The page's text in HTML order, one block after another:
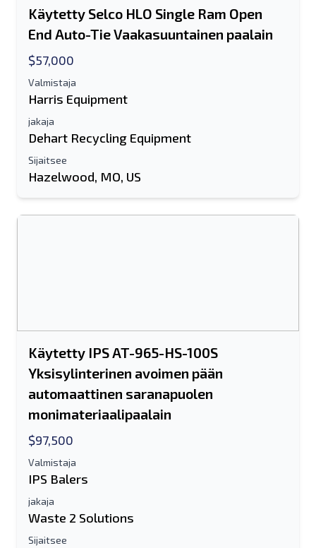
Send a Message
Koko nimi
Lähettää
Käytetty Selco HLO Single Ram Open
End Auto-Tie Vaakasuuntainen paalain
$57,000
Valmistaja
Harris Equipment
jakaja
Dehart Recycling Equipment
Sijaitsee
Hazelwood, MO, US
Käytetty IPS AT-965-HS-100S
Yksisylinterinen avoimen pään
automaattinen saranapuolen
monimateriaalipaalain
$97,500
Valmistaja
IPS Balers
jakaja
Waste 2 Solutions
Sijaitsee
Lähetä ystävälle
Joko sähköpostiosoite tai
matkapuhelinnumerokenttä vaaditaan
Lähetä luettelo sähköpostitse
Tekstiluettelo mobiililaitteelle
lisäinformaatio